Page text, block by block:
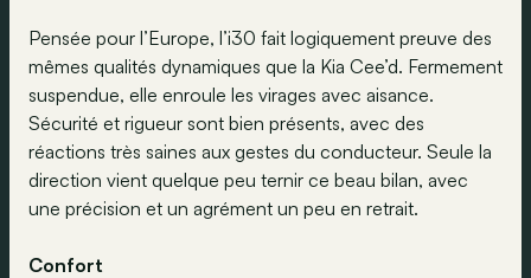
Pensée pour l’Europe, l’i30 fait logiquement preuve des
mêmes qualités dynamiques que la Kia Cee’d. Fermement
suspendue, elle enroule les virages avec aisance.
Sécurité et rigueur sont bien présents, avec des
réactions très saines aux gestes du conducteur. Seule la
direction vient quelque peu ternir ce beau bilan, avec
une précision et un agrément un peu en retrait.
Confort